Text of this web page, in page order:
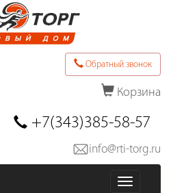
Обратный звонок
Корзина
Последние товары в заказе
Оформить заказ
+7(343)385-58-57
info@rti-torg.ru
Меню